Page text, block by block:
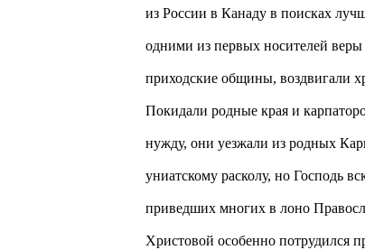
из России в Канаду в поисках
одними из первых носителей
приходские общины, воздвигали
Покидали родные края и
нужду, они уезжали из родных
униатскому расколу, но Господь
приведших многих в лоно
Христовой особенно потрудился